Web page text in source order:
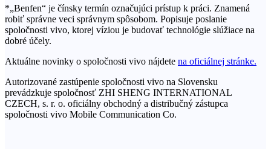
*„Benfen“ je čínsky termín označujúci prístup k práci. Znamená
robiť správne veci správnym spôsobom. Popisuje poslanie
spoločnosti vivo, ktorej víziou je budovať technológie slúžiace na
dobré účely.
Aktuálne novinky o spoločnosti vivo nájdete na oficiálnej stránke.
Autorizované zastúpenie spoločnosti vivo na Slovensku
prevádzkuje spoločnosť ZHI SHENG INTERNATIONAL
CZECH, s. r. o. oficiálny obchodný a distribučný zástupca
spoločnosti vivo Mobile Communication Co.